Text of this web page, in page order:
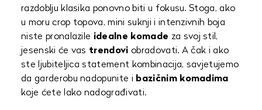
razdoblju klasika ponovno biti u fokusu. Stoga, ako
u moru crop topova, mini suknji i intenzivnih boja
niste pronalazile idealne komade za svoj stil,
jesenski će vas trendovi obradovati. A čak i ako
ste ljubiteljica statement kombinacija, savjetujemo
da garderobu nadopunite i bazičnim komadima
koje ćete lako nadograđivati.